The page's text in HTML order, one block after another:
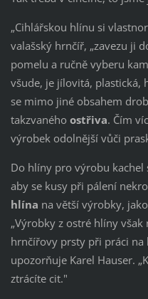
„Cihlářskou hlínu si
valašský hrnčíř, „zavezu ji
pomelu a ručně vyberu
všude, je jílovitá, plastická,
se mimo jiné obsahem
takzvaného ostřiva. Čím
výrobek odolnější vůči
Do hlíny pro výrobu kachel
aby se kusy při pálení
hlína na větší výrobky,
„Výrobky z ostré hlíny
hrnčířovy prsty při práci
upozorňuje Karel Hauser.
ztrácíte cit."